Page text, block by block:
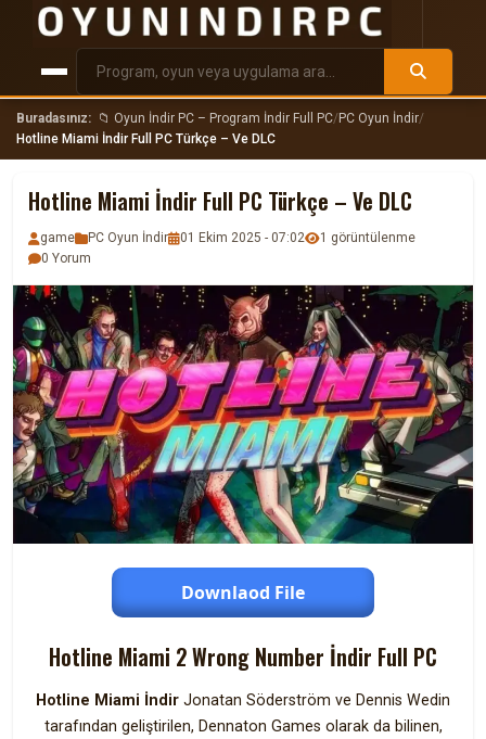
Buradasınız: 📁 Oyun İndir PC – Program İndir Full PC/PC Oyun İndir/
Hotline Miami İndir Full PC Türkçe – Ve DLC
Hotline Miami İndir Full PC Türkçe – Ve DLC
game PC Oyun İndir 01 Ekim 2025 - 07:02
1 görüntülenme
0 Yorum
Downlaod File
Hotline Miami 2 Wrong Number İndir Full PC
Hotline Miami İndir Jonatan Söderström ve Dennis Wedin
tarafından geliştirilen, Dennaton Games olarak da bilinen,